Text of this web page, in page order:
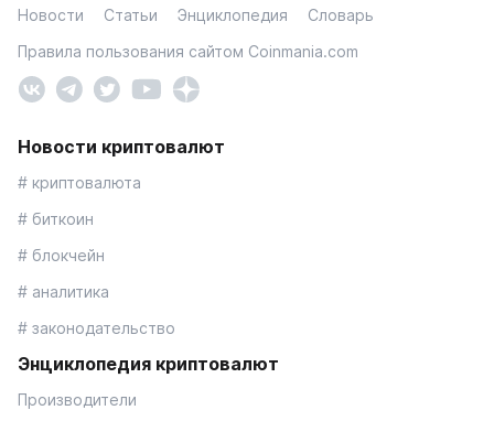
Новости Статьи Энциклопедия
Словарь
Правила пользования сайтом Coinmania.com
Новости криптовалют
# криптовалюта
# биткоин
# блокчейн
# аналитика
# законодательство
Энциклопедия криптовалют
Производители